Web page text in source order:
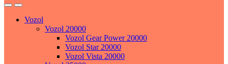
Vozol
Vozol 20000
Vozol Gear Power 20000
Vozol Star 20000
Vozol Vista 20000